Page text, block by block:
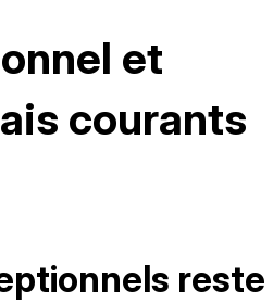
et
courants
reste